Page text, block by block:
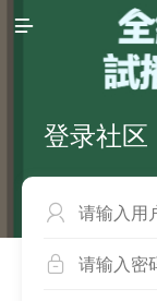

登录社区

